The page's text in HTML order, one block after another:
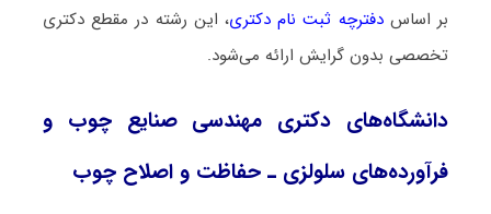
بر اساسدفترچه ثبت نام دکتری، این رشته در مقطع دکتری
تخصصی بدون گرایش ارائه می‌شود.
دانشگاه‌های دکتری مهندسی صنایع چوب و
فرآورده‌های سلولزی ـ حفاظت و اصلاح چوب